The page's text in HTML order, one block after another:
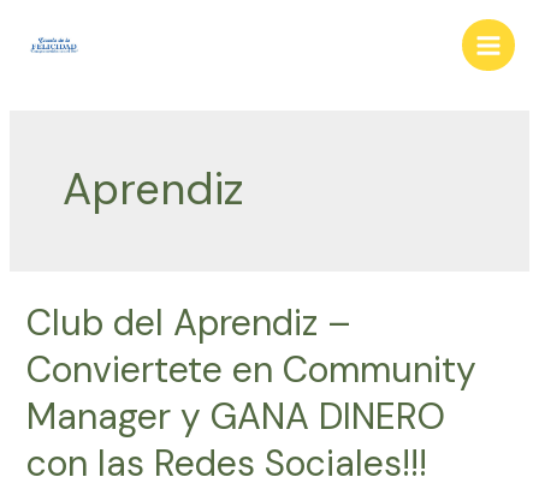
Main
Aprendiz
Club del Aprendiz –
Conviertete en Community
Manager y GANA DINERO
con las Redes Sociales!!!